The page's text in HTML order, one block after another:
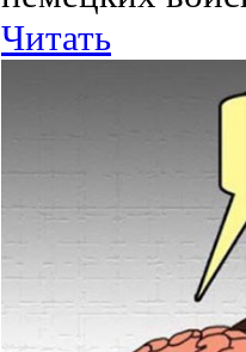
Читать